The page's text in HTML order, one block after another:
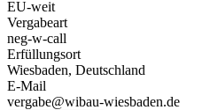
EU-weit
Vergabeart
neg-w-call
Erfüllungsort
Wiesbaden, Deutschland
E-Mail
vergabe@wibau-wiesbaden.de